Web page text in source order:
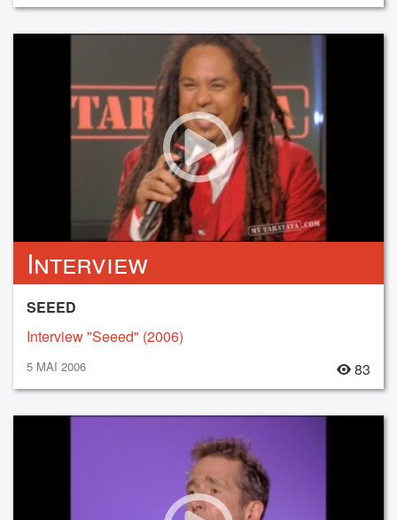
Interview
SEEED
Interview "Seeed" (2006)
5 MAI 2006 83